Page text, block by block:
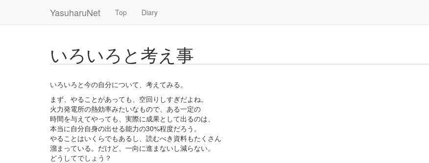
YasuharuNet Top Diary
いろいろと考え事
いろいろと今の自分について、考えてみる。
まず、やることがあっても、空回りしすぎだよね。
火力発電所の熱効率みたいなもので、ある一定の
時間を与えてやっても、実際に成果として出るのは、
本当に自分自身の出せる能力の30%程度だろう。
やることはいくらでもあるし、読むべき資料もたくさん
溜まっている。だけど、一向に進まないし減らない。
どうしてでしょう？